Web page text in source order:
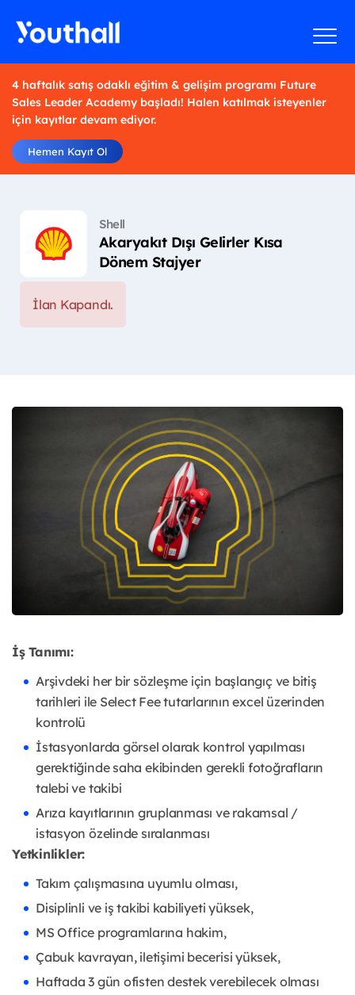
4 haftalık satış odaklı eğitim & gelişim programı Future
Sales Leader Academy başladı! Halen katılmak isteyenler
için kayıtlar devam ediyor.
Hemen Kayıt Ol
Shell
Akaryakıt Dışı Gelirler Kısa
Dönem Stajyer
İlan Kapandı.
İş Tanımı:
Arşivdeki her bir sözleşme için başlangıç ve bitiş
tarihleri ile Select Fee tutarlarının excel üzerinden
kontrolü
İstasyonlarda görsel olarak kontrol yapılması
gerektiğinde saha ekibinden gerekli fotoğrafların
talebi ve takibi
Arıza kayıtlarının gruplanması ve rakamsal /
istasyon özelinde sıralanması
Yetkinlikler:
Takım çalışmasına uyumlu olması,
Disiplinli ve iş takibi kabiliyeti yüksek,
MS Office programlarına hakim,
Çabuk kavrayan, iletişimi becerisi yüksek,
Haftada 3 gün ofisten destek verebilecek olması